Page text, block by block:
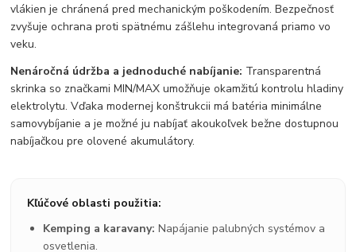
vlákien je chránená pred mechanickým poškodením. Bezpečnosť
zvyšuje ochrana proti spätnému zášlehu integrovaná priamo vo
veku.
Nenáročná údržba a jednoduché nabíjanie: Transparentná
skrinka so značkami MIN/MAX umožňuje okamžitú kontrolu hladiny
elektrolytu. Vďaka modernej konštrukcii má batéria minimálne
samovybíjanie a je možné ju nabíjať akoukoľvek bežne dostupnou
nabíjačkou pre olovené akumulátory.
Kľúčové oblasti použitia:
Kemping a karavany: Napájanie palubných systémov a
osvetlenia.